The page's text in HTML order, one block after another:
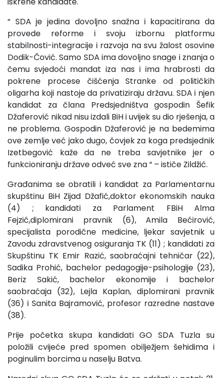
“ SDA je jedina dovoljno snažna i kapacitirana da
provede reforme i svoju izbornu platformu
stabilnosti-integracije i razvoja na svu žalost osovine
Dodik-Čović. Samo SDA ima dovoljno snage i znanja o
čemu svjedoći mandat iza nas i ima hrabrosti da
pokrene procese čišćenja Stranke od političkih
oligarha koji nastoje da privatiziraju državu. SDA i njen
kandidat za člana Predsjedništva gospodin Šefik
Džaferović nikad nisu izdali BiH i uvijek su dio rješenja, a
ne problema. Gospodin Džaferović je na bedemima
ove zemlje već jako dugo, čovjek za koga predsjednik
Izetbegović kaže da ne treba savjetnike jer o
funkcioniranju države odveć sve zna “ – ističe Zildžić.
Građanima se obratili i kandidat za Parlamentarnu
skupštinu BiH Zijad Džafić,doktor ekonomskih nauka
(4) ; kandidati za Parlament FBiH Alma
Fejzić,diplomirani pravnik (6), Amila Bećirović,
specijalista porodične medicine, ljekar savjetnik u
Zavodu zdravstvenog osiguranja TK (11) ; kandidati za
Skupštinu TK Emir Razić, saobraćajni tehničar (22),
Sadika Prohić, bachelor pedagogije-psihologije (23),
Beriz Sakić, bachelor ekonomije i bachelor
saobraćaja (32), Lejla Kaplan, diplomirani pravnik
(36) i Sanita Bajramović, profesor razredne nastave
(38).
Prije početka skupa kandidati GO SDA Tuzla su
položili cvijeće pred spomen obilježjem šehidima i
poginulim borcima u naselju Batva.